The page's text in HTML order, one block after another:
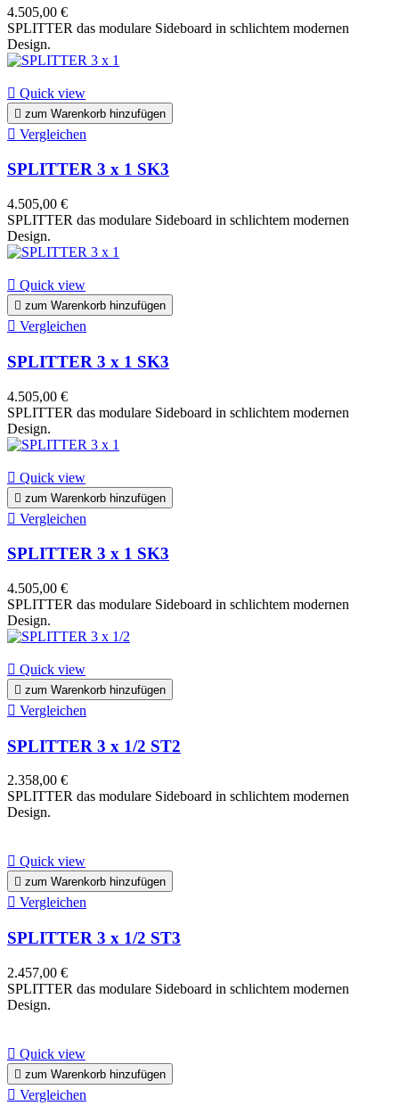
4.505,00 €
SPLITTER das modulare Sideboard in schlichtem modernen
Design.
 Quick view
 zum Warenkorb hinzufügen
 Vergleichen
SPLITTER 3 x 1 SK3
4.505,00 €
SPLITTER das modulare Sideboard in schlichtem modernen
Design.
 Quick view
 zum Warenkorb hinzufügen
 Vergleichen
SPLITTER 3 x 1 SK3
4.505,00 €
SPLITTER das modulare Sideboard in schlichtem modernen
Design.
 Quick view
 zum Warenkorb hinzufügen
 Vergleichen
SPLITTER 3 x 1 SK3
4.505,00 €
SPLITTER das modulare Sideboard in schlichtem modernen
Design.
 Quick view
 zum Warenkorb hinzufügen
 Vergleichen
SPLITTER 3 x 1/2 ST2
2.358,00 €
SPLITTER das modulare Sideboard in schlichtem modernen
Design.
 Quick view
 zum Warenkorb hinzufügen
 Vergleichen
SPLITTER 3 x 1/2 ST3
2.457,00 €
SPLITTER das modulare Sideboard in schlichtem modernen
Design.
 Quick view
 zum Warenkorb hinzufügen
 Vergleichen